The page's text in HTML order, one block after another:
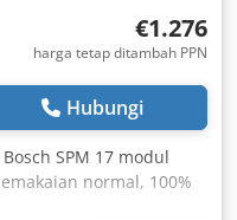
€1.276
harga tetap ditambah PPN
Hubungi
Bosch SPM 17 modul
normal, 100%
Acsx Eqy Ej Ujkr